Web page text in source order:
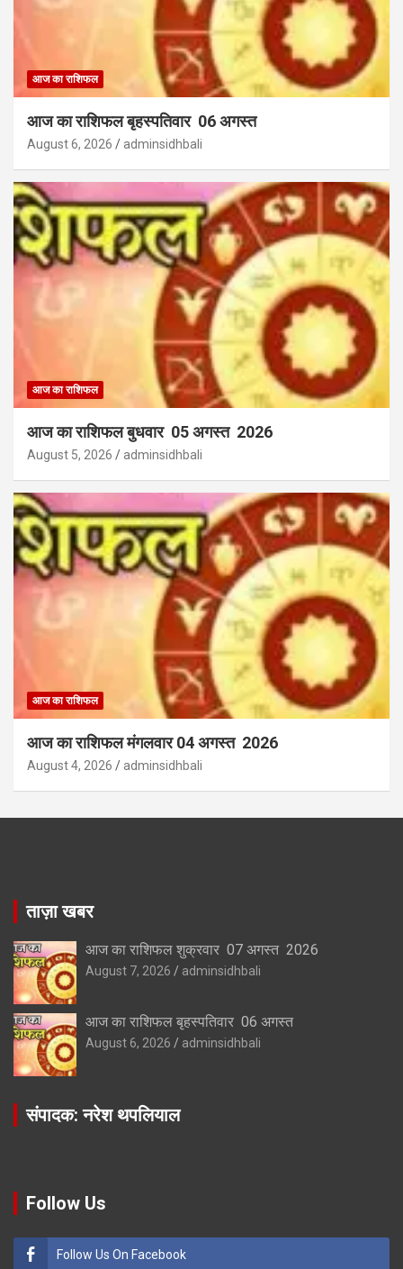
आज का राशिफल
आज का राशिफल बृहस्पतिवार 06 अगस्त
August 6, 2026 adminsidhbali
आज का राशिफल
आज का राशिफल बुधवार 05 अगस्त 2026
August 5, 2026 adminsidhbali
आज का राशिफल
आज का राशिफल मंगलवार 04 अगस्त 2026
August 4, 2026 adminsidhbali
ताज़ा खबर
आज का राशिफल शुक्रवार 07 अगस्त 2026
August 7, 2026 adminsidhbali
आज का राशिफल बृहस्पतिवार 06 अगस्त
August 6, 2026 adminsidhbali
संपादक: नरेश थपलियाल
Follow Us
Follow Us On Facebook